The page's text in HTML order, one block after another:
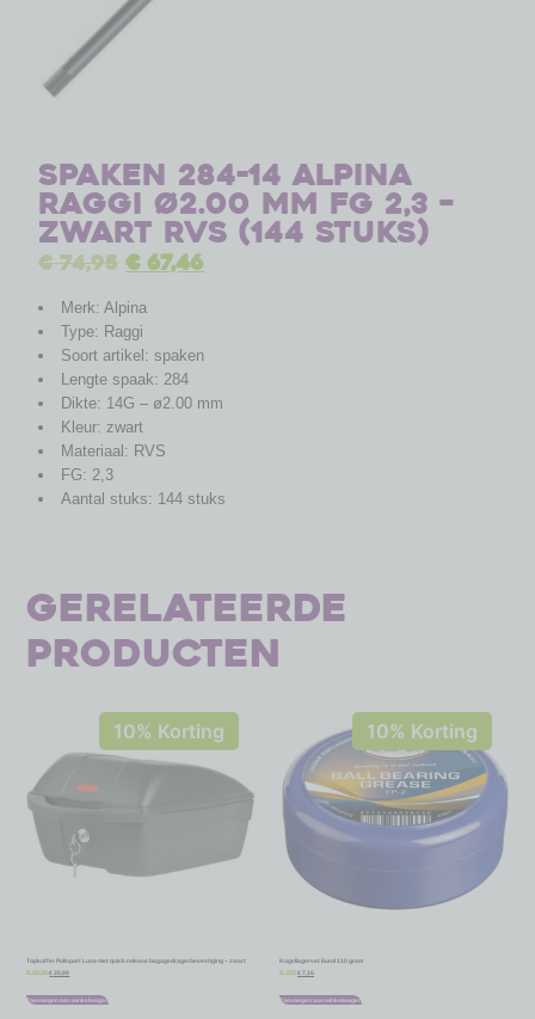
Spaken 284-14 Alpina
Raggi ø2.00 mm FG 2,3 –
zwart RVS (144 stuks)
€74,95 €67,46
Merk: Alpina
Type: Raggi
Soort artikel: spaken
Lengte spaak: 284
Dikte: 14G – ø2.00 mm
Kleur: zwart
Materiaal: RVS
FG: 2,3
Aantal stuks: 144 stuks
Gerelateerde
producten
10% Korting
Topkoffer Polisport Luxe met quick release bagagedragerbevestiging – zwart
€ € 35,99
Toevoegen aan winkelwagen
10% Korting
Kogellagervet Eurol 110 gram
€ 7,95 € 7,16
Toevoegen aan winkelwagen